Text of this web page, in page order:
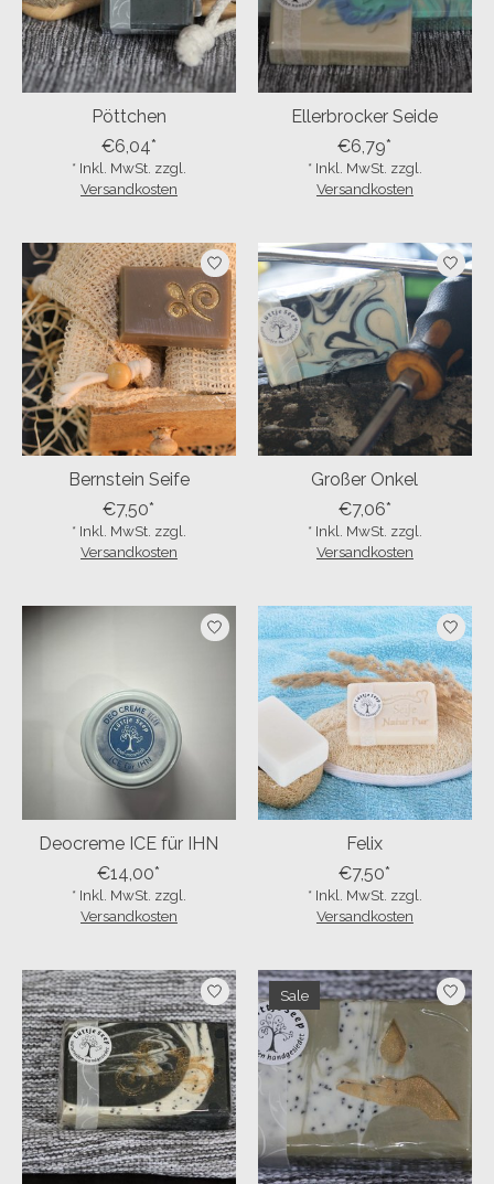
Pöttchen
€6,04*
* Inkl. MwSt. zzgl.
Versandkosten
Ellerbrocker Seide
€6,79*
* Inkl. MwSt. zzgl.
Versandkosten
Bernstein Seife
€7,50*
* Inkl. MwSt. zzgl.
Versandkosten
Großer Onkel
€7,06*
* Inkl. MwSt. zzgl.
Versandkosten
Deocreme ICE für IHN
€14,00*
* Inkl. MwSt. zzgl.
Versandkosten
Felix
€7,50*
* Inkl. MwSt. zzgl.
Versandkosten
Sale
5% off for your next order